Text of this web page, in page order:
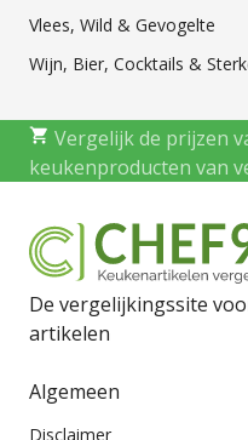
Vlees, Wild & Gevogelte
Wijn, Bier, Cocktails &
Vergelijk de prijzen
keukenproducten van
De vergelijkingssite
artikelen
Algemeen
Disclaimer